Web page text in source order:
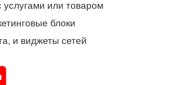
или товаром
блоки
и виджеты сетей